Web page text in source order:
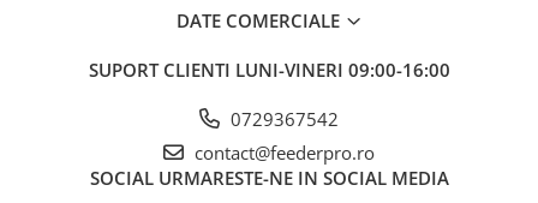
DATE COMERCIALE
SUPORT CLIENTI LUNI-VINERI 09:00-16:00
0729367542
contact@feederpro.ro
SOCIAL URMARESTE-NE IN SOCIAL MEDIA